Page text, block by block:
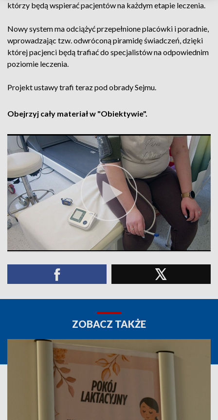
którzy będą wspierać pacjentów na każdym etapie leczenia.
Nowy system ma odciążyć przepełnione placówki i poradnie,
wprowadzając tzw. odwróconą piramidę świadczeń, dzięki
której pacjenci będą trafiać do specjalistów na odpowiednim
poziomie leczenia.
Projekt ustawy trafi teraz pod obrady Sejmu.
Obejrzyj cały materiał w "Obiektywie".
ZOBACZ TAKŻE